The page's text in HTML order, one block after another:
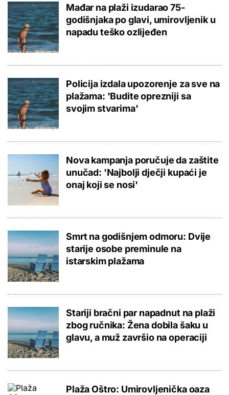
Mađar na plaži izudarao 75-
godišnjaka po glavi, umirovljenik u
napadu teško ozlijeđen
Policija izdala upozorenje za sve na
plažama: 'Budite oprezniji sa
svojim stvarima'
Nova kampanja poručuje da zaštite
unučad: 'Najbolji dječji kupaći je
onaj koji se nosi'
Smrt na godišnjem odmoru: Dvije
starije osobe preminule na
istarskim plažama
Stariji bračni par napadnut na plaži
zbog ručnika: Žena dobila šaku u
glavu, a muž završio na operaciji
Plaža Oštro: Umirovljenička oaza